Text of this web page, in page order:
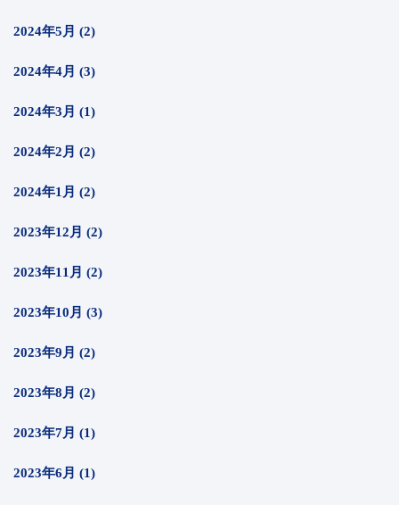
2024年5月 (2)
2024年4月 (3)
2024年3月 (1)
2024年2月 (2)
2024年1月 (2)
2023年12月 (2)
2023年11月 (2)
2023年10月 (3)
2023年9月 (2)
2023年8月 (2)
2023年7月 (1)
2023年6月 (1)